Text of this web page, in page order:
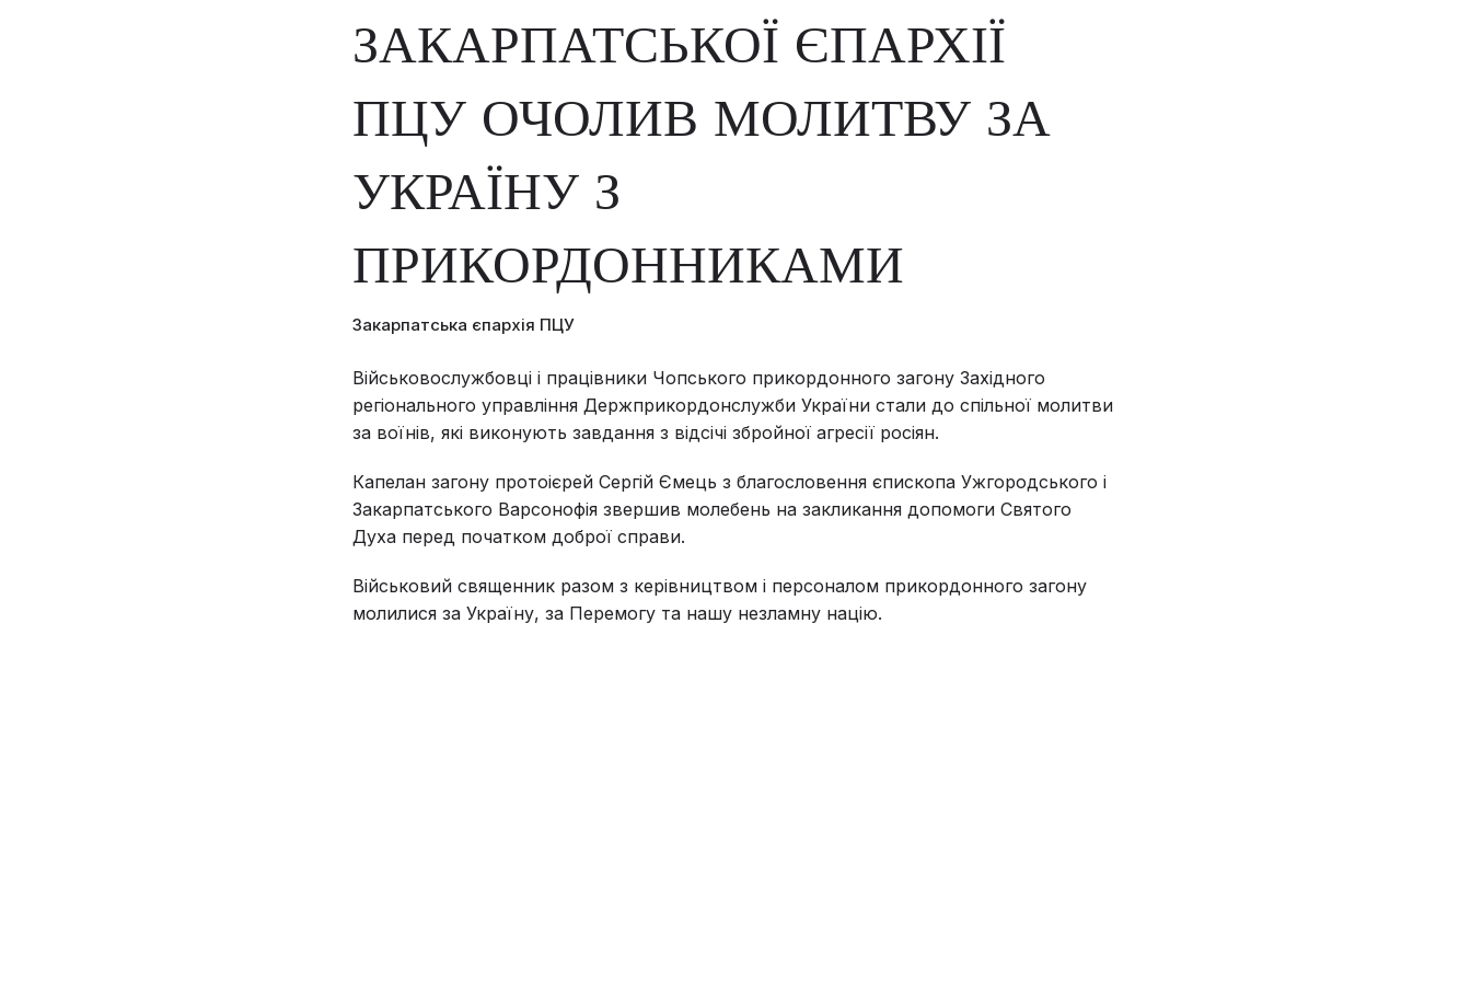
ЗАКАРПАТСЬКОЇ ЄПАРХІЇ
ПЦУ ОЧОЛИВ МОЛИТВУ ЗА
УКРАЇНУ З
ПРИКОРДОННИКАМИ
Закарпатська єпархія ПЦУ
Військовослужбовці і працівники Чопського прикордонного загону Західного
регіонального управління Держприкордонслужби України стали до спільної молитви
за воїнів, які виконують завдання з відсічі збройної агресії росіян.
Капелан загону протоієрей Сергій Ємець з благословення єпископа Ужгородського і
Закарпатського Варсонофія звершив молебень на закликання допомоги Святого
Духа перед початком доброї справи.
Військовий священник разом з керівництвом і персоналом прикордонного загону
молилися за Україну, за Перемогу та нашу незламну націю.